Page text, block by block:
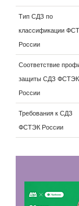
Тип СДЗ по
классификации
России
Соответствие
защиты СДЗ ФСТЭК
России
Требования к СДЗ
ФСТЭК России